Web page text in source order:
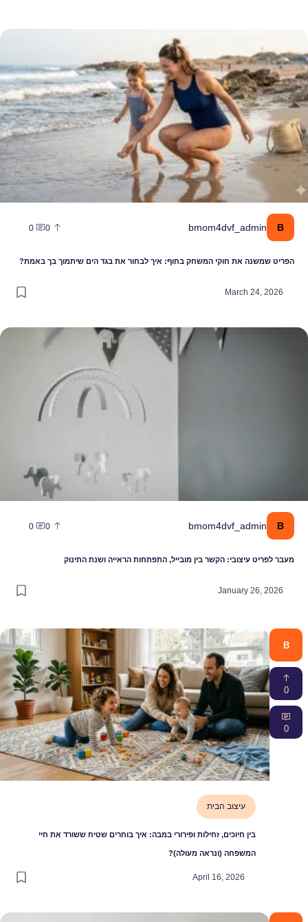
B
bmom4dvf_admin
0
0
הפריט שמשנה את חוקי המשחק בחוף: איך לבחור את בגד הים שיתמוך בך באמת?
March 24, 2026
הפריט שמשנה את חוקי המשחק בחוף: איך לבחור את בגד הים שיתמוך בך
B
bmom4dvf_admin
0
0
מעבר לפריט עיצובי: הקשר בין מובייל, התפתחות הראייה ושנת התינוק
January 26, 2026
מעבר לפריט עיצובי: הקשר בין מובייל, התפתחות הראייה ושנת התינוק
B
0
0
עיצוב הבית
בין חיוכים, זחילות ופירורי במבה: איך בוחרים שטיח ששורד את חיי
המשפחה (ונראה מעולה)?
April 16, 2026